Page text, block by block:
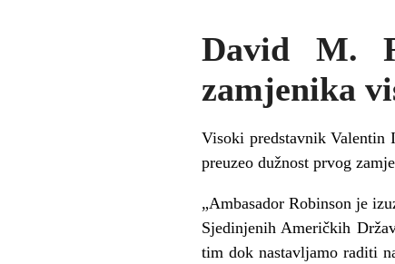
David M.
zamjenika
Visoki predstavnik
preuzeo dužnost prvog
„Ambasador Robinson je
Sjedinjenih Američkih
tim dok nastavljamo raditi